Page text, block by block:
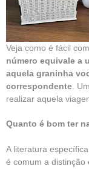
Veja como é fácil
número equivale a
aquela graninha
correspondente .
realizar aquela
Quanto é bom ter
A literatura
é comum a distinção